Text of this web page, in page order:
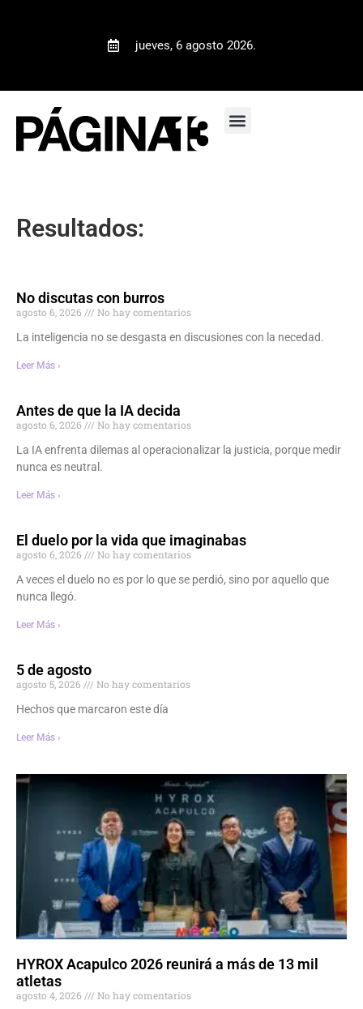
jueves, 6 agosto 2026.
Resultados:
No discutas con burros
agosto 6, 2026
No hay comentarios
La inteligencia no se desgasta en discusiones con la necedad.
Leer Más ›
Antes de que la IA decida
agosto 6, 2026
No hay comentarios
La IA enfrenta dilemas al operacionalizar la justicia, porque medir
nunca es neutral.
Leer Más ›
El duelo por la vida que imaginabas
agosto 6, 2026
No hay comentarios
A veces el duelo no es por lo que se perdió, sino por aquello que
nunca llegó.
Leer Más ›
5 de agosto
agosto 5, 2026
No hay comentarios
Hechos que marcaron este día
Leer Más ›
HYROX Acapulco 2026 reunirá a más de 13 mil
atletas
agosto 4, 2026
No hay comentarios